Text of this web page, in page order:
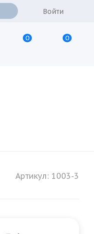
Войти
0 0
Артикул: 1003-3